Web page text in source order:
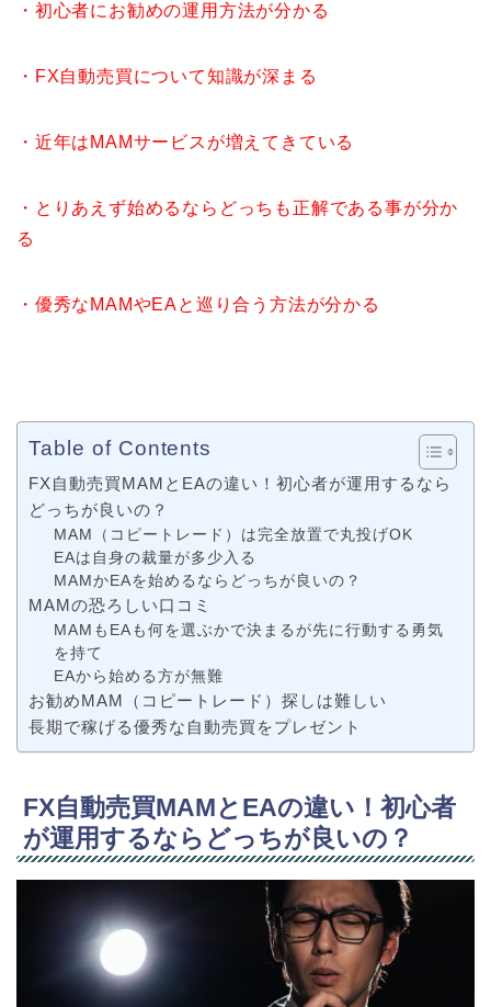
・初心者にお勧めの運用方法が分かる
・FX自動売買について知識が深まる
・近年はMAMサービスが増えてきている
・とりあえず始めるならどっちも正解である事が分か
る
・優秀なMAMやEAと巡り合う方法が分かる
Table of Contents
FX自動売買MAMとEAの違い！初心者が運用するなら
どっちが良いの？
MAM（コピートレード）は完全放置で丸投げOK
EAは自身の裁量が多少入る
MAMかEAを始めるならどっちが良いの？
MAMの恐ろしい口コミ
MAMもEAも何を選ぶかで決まるが先に行動する勇気
を持て
EAから始める方が無難
お勧めMAM（コピートレード）探しは難しい
長期で稼げる優秀な自動売買をプレゼント
FX自動売買MAMとEAの違い！初心者
が運用するならどっちが良いの？